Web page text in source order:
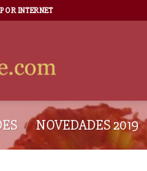
INTERNET
/ NOVEDADES 2019